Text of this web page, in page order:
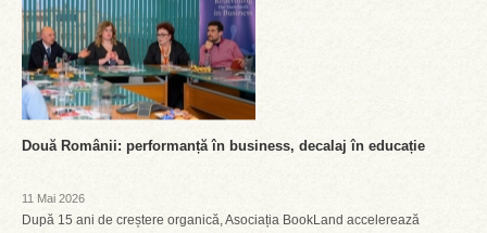
Două Românii: performanță în business, decalaj în educație
11 Mai 2026
După 15 ani de creștere organică, Asociația BookLand accelerează